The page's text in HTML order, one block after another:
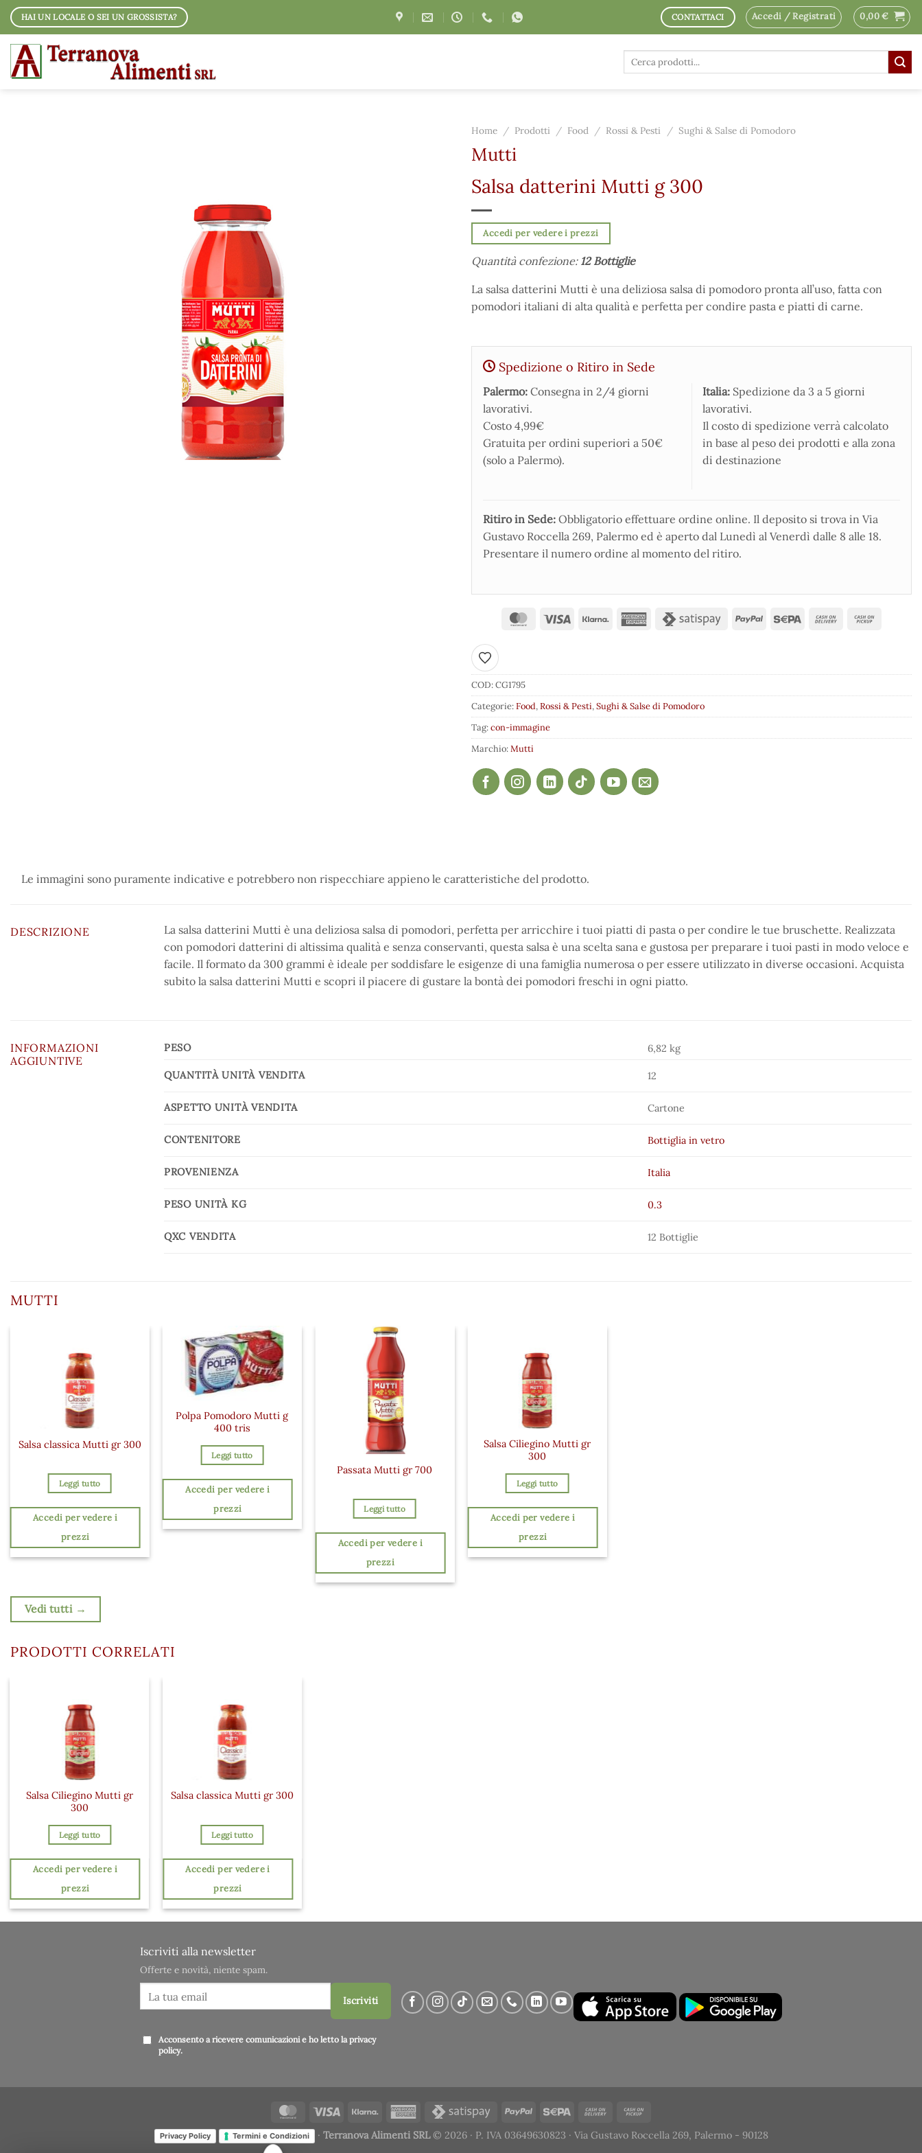
Salta
contenuti
HAI UN LOCALE O SEI UN GROSSISTA? CONTATTACI Accedi / Registrati 0,00€
Cerca:
Home / Prodotti / Food / Rossi & Pesti / Sughi & Salse di Pomodoro
Mutti
Salsa datterini Mutti g 300
Accedi per vedere i prezzi
Quantità confezione: 12 Bottiglie
La salsa datterini Mutti è una deliziosa salsa di pomodoro pronta all’uso, fatta con
pomodori italiani di alta qualità e perfetta per condire pasta e piatti di carne.
Spedizione o Ritiro in Sede
Palermo: Consegna in 2/4 giorni
lavorativi.
Costo 4,99€
Gratuita per ordini superiori a 50€
(solo a Palermo).
Italia: Spedizione da 3 a 5 giorni
lavorativi.
Il costo di spedizione verrà calcolato
in base al peso dei prodotti e alla zona
di destinazione
Ritiro in Sede: Obbligatorio effettuare ordine online. Il deposito si trova in Via
Gustavo Roccella 269, Palermo ed è aperto dal Lunedì al Venerdì dalle 8 alle 18.
Presentare il numero ordine al momento del ritiro.
Aggiungi ai preferiti
COD:CG1795
Categorie:Food,Rossi & Pesti,Sughi & Salse di Pomodoro
Tag:con-immagine
Marchio:Mutti
Le immagini sono puramente indicative e potrebbero non rispecchiare appieno le caratteristiche del prodotto.
DESCRIZIONE
La salsa datterini Mutti è una deliziosa salsa di pomodori, perfetta per arricchire i tuoi piatti di pasta o per condire le tue bruschette. Realizzata
con pomodori datterini di altissima qualità e senza conservanti, questa salsa è una scelta sana e gustosa per preparare i tuoi pasti in modo veloce e
facile. Il formato da 300 grammi è ideale per soddisfare le esigenze di una famiglia numerosa o per essere utilizzato in diverse occasioni. Acquista
subito la salsa datterini Mutti e scopri il piacere di gustare la bontà dei pomodori freschi in ogni piatto.
INFORMAZIONI
AGGIUNTIVE
PESO 6,82 kg
QUANTITÀ UNITÀ VENDITA 12
ASPETTO UNITÀ VENDITA Cartone
CONTENITORE Bottiglia in vetro
PROVENIENZA Italia
PESO UNITÀ KG 0.3
QXC VENDITA 12 Bottiglie
MUTTI
Salsa classica Mutti gr 300
Leggi tutto
Accedi per vedere i
prezzi
Polpa Pomodoro Mutti g
400 tris
Leggi tutto
Accedi per vedere i
prezzi
Passata Mutti gr 700
Leggi tutto
Accedi per vedere i
prezzi
Salsa Ciliegino Mutti gr
300
Leggi tutto
Accedi per vedere i
prezzi
Vedi tutti →
PRODOTTI CORRELATI
Salsa Ciliegino Mutti gr
300
Leggi tutto
Accedi per vedere i
prezzi
Salsa classica Mutti gr 300
Leggi tutto
Accedi per vedere i
prezzi
Iscriviti alla newsletter
Offerte e novità, niente spam.
Iscriviti
Acconsento a ricevere comunicazioni e ho letto laprivacy
policy.
Privacy Policy Termini e Condizioni · Terranova Alimenti SRL© 2026 · P. IVA 03649630823 · Via Gustavo Roccella 269, Palermo - 90128